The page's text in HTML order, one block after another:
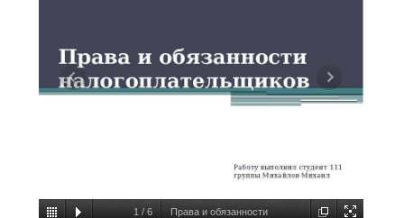
1 / 6 Права и обязанности